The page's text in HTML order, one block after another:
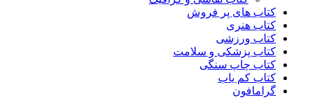
کتاب های پر فروش
کتاب هنری
کتاب ورزشی
کتاب پزشکی و سلامت
کتاب چاپ سنگی
کتاب کم یاب
گرامافون